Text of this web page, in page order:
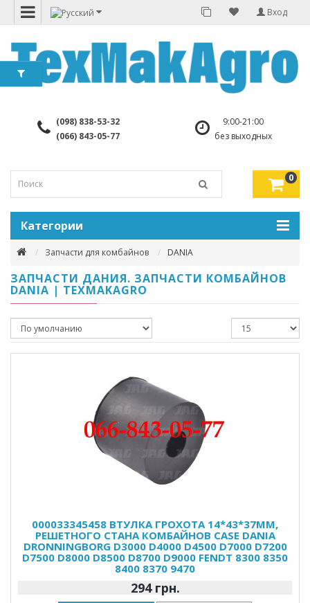
Вход
(098) 838-53-32
(066) 843-05-77
9:00-21:00
без выходных
0
Категории
Запчасти для комбайнов DANIA
ЗАПЧАСТИ ДАНИЯ. ЗАПЧАСТИ КОМБАЙНОВ
DANIA | TEXMAKAGRO
000033345458 ВТУЛКА ГРОХОТА 14*43*37ММ,
РЕШЕТНОГО СТАНА КОМБАЙНОВ CASE DANIA
DRONNINGBORG D3000 D4000 D4500 D7000 D7200
D7500 D8000 D8500 D8700 D9000 FENDT 8300 8350
8400 8370 9470
294 грн.